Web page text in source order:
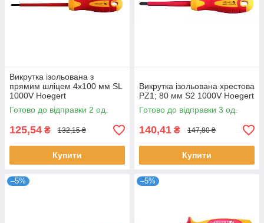
Викрутка ізольована з
прямим шліцем 4x100 мм SL
1000V Hoegert
Готово до відправки 2 од.
125,54 ₴ 132,15 ₴
Купити
Викрутка ізольована хрестова
PZ1; 80 мм S2 1000V Hoegert
Готово до відправки 3 од.
140,41 ₴ 147,80 ₴
Купити
–5% –5%